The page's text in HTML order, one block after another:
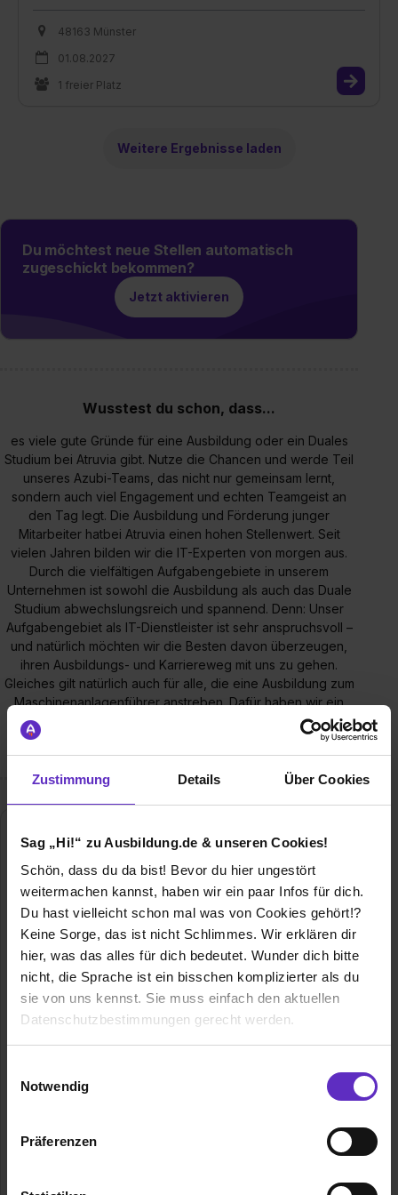
Zustimmung Details Über Cookies
Sag „Hi!“ zu Ausbildung.de & unseren Cookies!
Schön, dass du da bist! Bevor du hier ungestört
weitermachen kannst, haben wir ein paar Infos für dich.
Du hast vielleicht schon mal was von Cookies gehört!?
Keine Sorge, das ist nicht Schlimmes. Wir erklären dir
hier, was das alles für dich bedeutet. Wunder dich bitte
nicht, die Sprache ist ein bisschen komplizierter als du
sie von uns kennst. Sie muss einfach den aktuellen
Datenschutzbestimmungen gerecht werden.
Benutzung der Webseite getroffenen Einstellungen zu
Webseite zu analysieren („Statistiken“), um
Notwendig
Präferenzen
48163 Münster
01.08.2027
1 freier Platz
Weitere Ergebnisse laden
Du möchtest neue Stellen automatisch
zugeschickt bekommen?
Jetzt aktivieren
Wusstest du schon, dass...
es viele gute Gründe für eine Ausbildung oder ein Duales
Studium bei Atruvia gibt. Nutze die Chancen und werde Teil
unseres Azubi-Teams, das nicht nur gemeinsam lernt,
sondern auch viel Engagement und echten Teamgeist an
den Tag legt. Die Ausbildung und Förderung junger
Mitarbeiter hatbei Atruvia einen hohen Stellenwert. Seit
vielen Jahren bilden wir die IT-Experten von morgen aus.
Durch die vielfältigen Aufgabengebiete in unserem
Unternehmen ist sowohl die Ausbildung als auch das Duale
Studium abwechslungsreich und spannend. Denn: Unser
Aufgabengebiet als IT-Dienstleister ist sehr anspruchsvoll –
und natürlich möchten wir die Besten davon überzeugen,
ihren Ausbildungs- und Karriereweg mit uns zu gehen.
Gleiches gilt natürlich auch für alle, die eine Ausbildung zum
Maschinenanlagenführer anstreben. Dafür haben wir ein
attraktives Paket für unsere Auszubildenden
Atruvia AG
GAD-Straße 2-6
48163 Münster
Gründungsjahr 1924
Mitarbeiter fast 4.500